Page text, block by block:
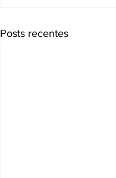
Posts recentes